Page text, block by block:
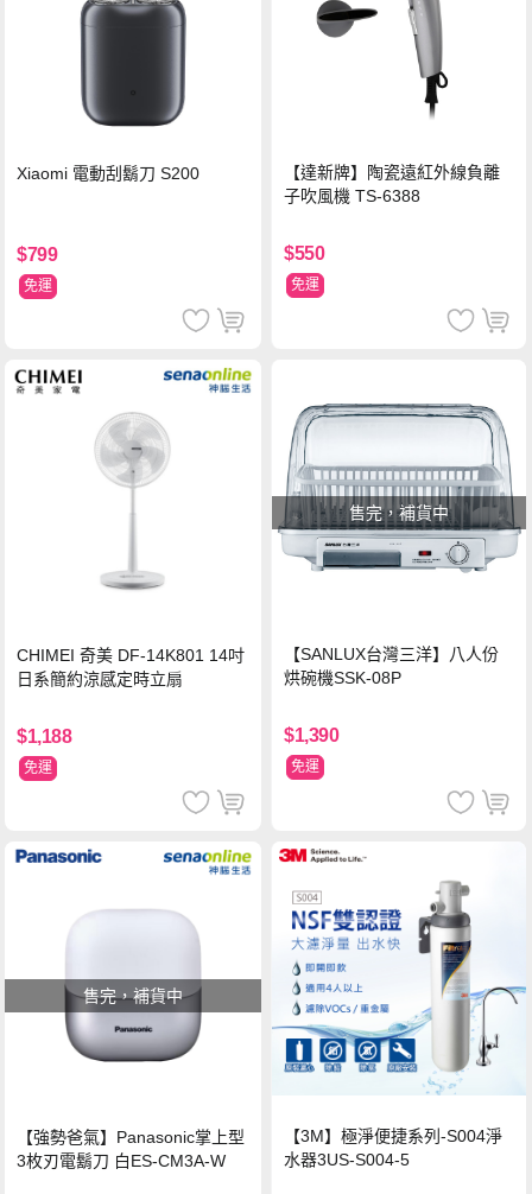
Xiaomi 電動刮鬍刀 S200
$799
免運
【達新牌】陶瓷遠紅外線負離
子吹風機 TS-6388
$550
免運
CHIMEI 奇美 DF-14K801 14吋
日系簡約涼感定時立扇
$1,188
免運
售完，補貨中
【SANLUX台灣三洋】八人份
烘碗機SSK-08P
$1,390
免運
售完，補貨中
【強勢爸氣】Panasonic掌上型
3枚刃電鬍刀 白ES-CM3A-W
【3M】極淨便捷系列-S004淨
水器3US-S004-5